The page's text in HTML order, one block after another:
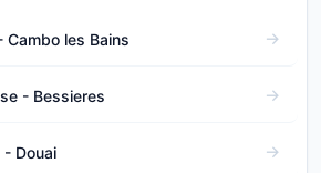
Cambo les Bains
- Bessieres
- Douai